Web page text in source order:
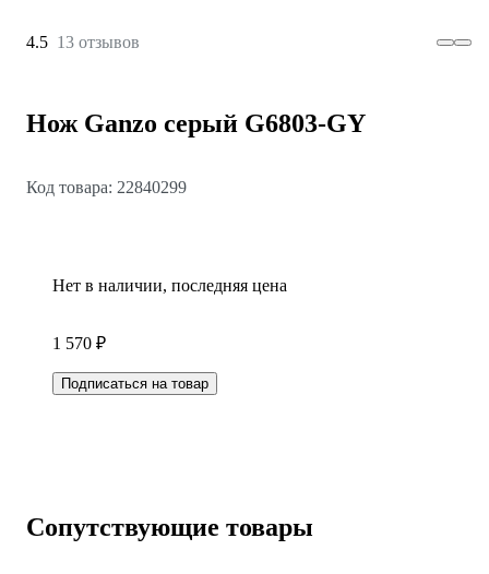
4.5 13 отзывов
Нож Ganzo серый G6803-GY
Код товара: 22840299
Нет в наличии, последняя цена
1 570 ₽
Подписаться на товар
Сопутствующие товары